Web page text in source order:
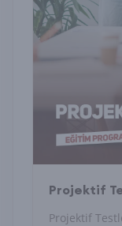
Projektif
Projektif